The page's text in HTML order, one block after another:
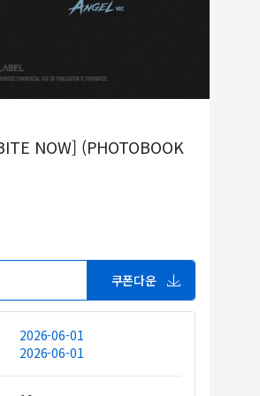
NOW] (PHOTOBOOK
쿠폰다운
2026-06-01
2026-06-01